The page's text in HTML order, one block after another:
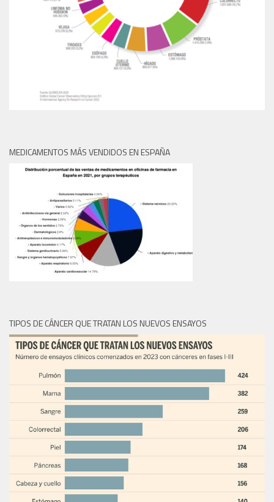
MEDICAMENTOS MÁS VENDIDOS EN ESPAÑA
TIPOS DE CÁNCER QUE TRATAN LOS NUEVOS ENSAYOS